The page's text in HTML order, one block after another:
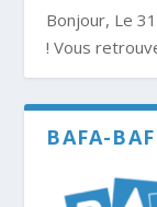
Bonjour, Le
! Vous
BAFA-